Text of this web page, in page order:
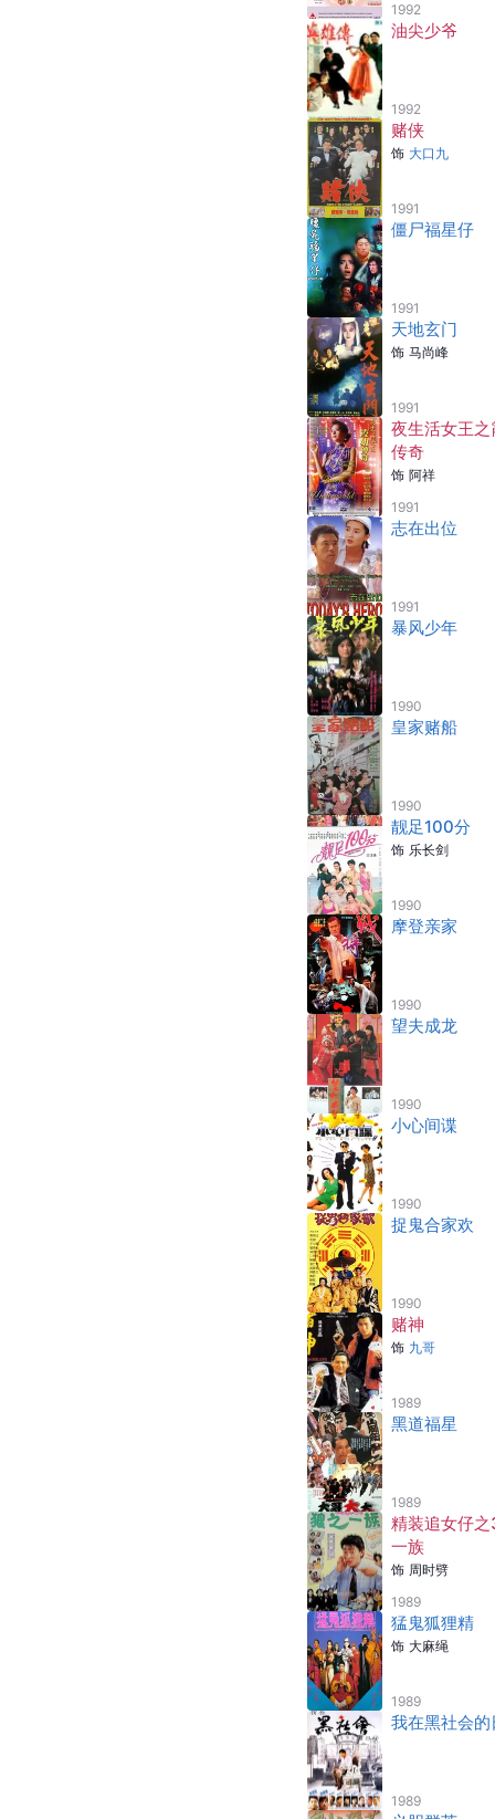
1992
油尖少爷
1992
赌侠
饰 大口九
1991
僵尸福星仔
1991
天地玄门
饰 马尚峰
1991
夜生活女王之
传奇
饰 阿祥
1991
志在出位
1991
暴风少年
1990
皇家赌船
1990
靓足100分
饰 乐长剑
1990
摩登亲家
1990
望夫成龙
1990
小心间谍
1990
捉鬼合家欢
1990
赌神
饰 九哥
1989
黑道福星
1989
精装追女仔
一族
饰 周时劈
1989
猛鬼狐狸精
饰 大麻绳
1989
我在黑社会的
1989